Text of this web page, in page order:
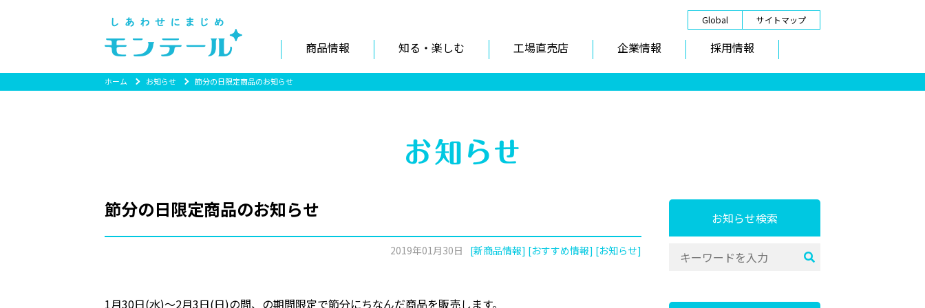
Global サイトマップ
商品情報 知る・楽しむ 工場直売店 企業情報 採用情報
ホーム お知らせ 節分の日限定商品のお知らせ
節分の日限定商品のお知らせ
2019年01月30日 [新商品情報] [おすすめ情報] [お知らせ]
1月30日(水)～2月3日(日)の間、の期間限定で節分にちなんだ商品を販売します。
お知らせ検索